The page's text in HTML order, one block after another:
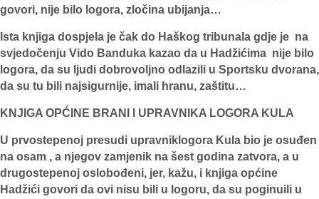
govori, nije bilo logora, zločina ubijanja…
Ista knjiga dospjela je čak do Haškog tribunala gdje je na
svjedočenju Vido Banduka kazao da u Hadžićima nije bilo
logora, da su ljudi dobrovoljno odlazili u Sportsku dvorana,
da su tu bili najsigurnije, imali hranu, zaštitu…
KNJIGA OPĆINE BRANI I UPRAVNIKA LOGORA KULA
U prvostepenoj presudi upravniklogora Kula bio je osuđen
na osam , a njegov zamjenik na šest godina zatvora, a u
drugostepenoj oslobođeni, jer, kažu, i knjiga općine
Hadžići govori da ovi nisu bili u logoru, da su poginuili u